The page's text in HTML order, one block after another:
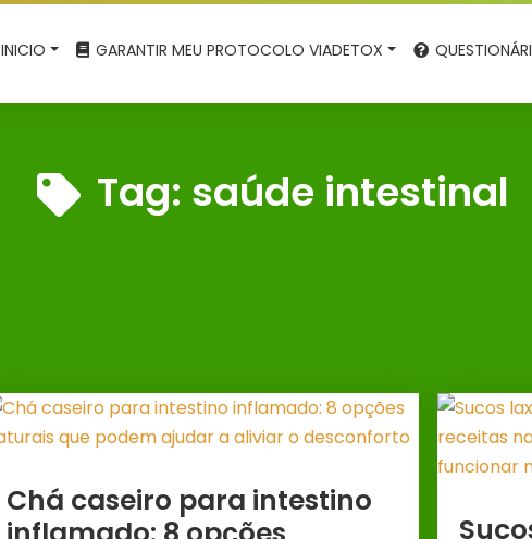
INICIO GARANTIR MEU PROTOCOLO VIADETOX
Tag: saúde intestinal
Chá caseiro para intestino